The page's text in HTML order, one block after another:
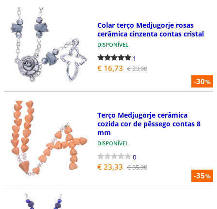
-30%
Colar terço Medjugorje rosas
cerâmica cinzenta contas cristal
DISPONÍVEL
1
€ 16,73 € 23,90
-35%
Terço Medjugorje cerâmica
cozida cor de pêssego contas 8
mm
DISPONÍVEL
0
€ 23,33 € 35,90